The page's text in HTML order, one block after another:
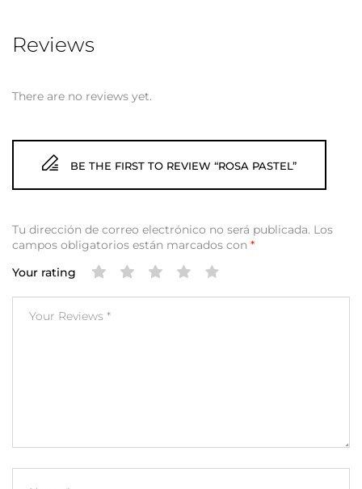
Reviews
There are no reviews yet.
BE THE FIRST TO REVIEW “ROSA PASTEL”
Tu dirección de correo electrónico no será publicada. Los
campos obligatorios están marcados con *
Your rating